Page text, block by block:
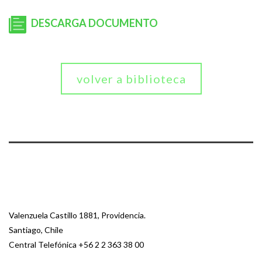
DESCARGA DOCUMENTO
volver a biblioteca
Valenzuela Castillo 1881, Providencia.
Santiago, Chile
Central Telefónica +56 2 2 363 38 00